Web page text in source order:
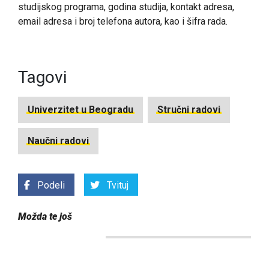
studijskog programa, godina studija, kontakt adresa,
email adresa i broj telefona autora, kao i šifra rada.
Tagovi
Univerzitet u Beogradu Stručni radovi
Naučni radovi
Podeli Tvituj
Možda te još